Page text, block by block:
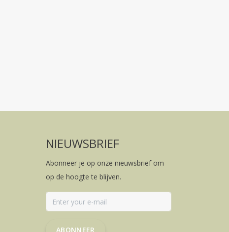
NIEUWSBRIEF
Abonneer je op onze nieuwsbrief om
op de hoogte te blijven.
ABONNEER